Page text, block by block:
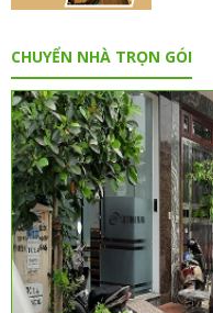
CHUYỂN NHÀ TRỌN GÓI